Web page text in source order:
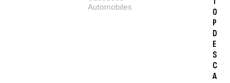
Automobiles
O
P
D
E
S
C
A